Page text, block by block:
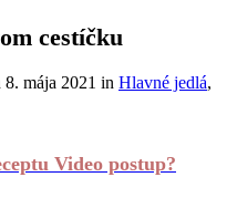
cestíčku
8. mája 2021 in Hlavné jedlá,
Video postup?